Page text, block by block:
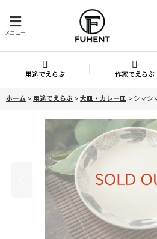
メニュー
用途でえらぶ 作家でえらぶ
ホーム > 用途でえらぶ > 大皿・カレー皿 > シマシ